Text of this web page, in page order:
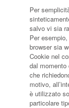
Per
salvo vi sia
Per
browser sia
Cookie nel
dal
che
motivo,
è utilizzato
particolare